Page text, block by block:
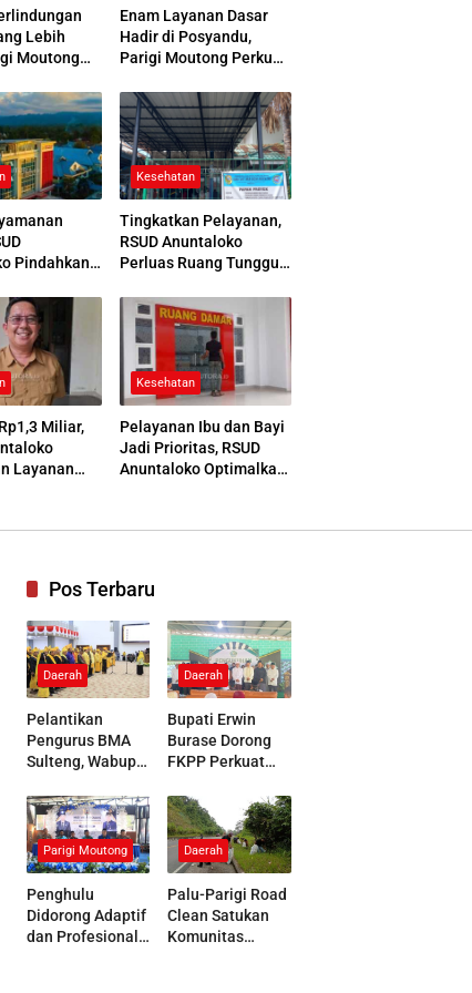
Lebih
Moutong
Enam Layanan Dasar
Hadir di Posyandu,
Parigi Moutong Perkuat
Pindahkan
Kesehatan
Tingkatkan Pelayanan,
RSUD Anuntaloko
Perluas Ruang Tunggu
Parkir
Miliar,
Layanan
Kesehatan
Pelayanan Ibu dan Bayi
Jadi Prioritas, RSUD
Anuntaloko Optimalkan
Pos Terbaru
Daerah
Pelantikan
Pengurus BMA
Sulteng, Wabup
Tegaskan
Dukungan
terhadap
Pelestarian Adat
Daerah
Bupati Erwin
Burase Dorong
FKPP Perkuat
Membangun
Generasi
Berkarakter
Parigi Moutong
Penghulu
Didorong Adaptif
dan Profesional
Daerah
Palu-Parigi Road
Clean Satukan
Komunitas